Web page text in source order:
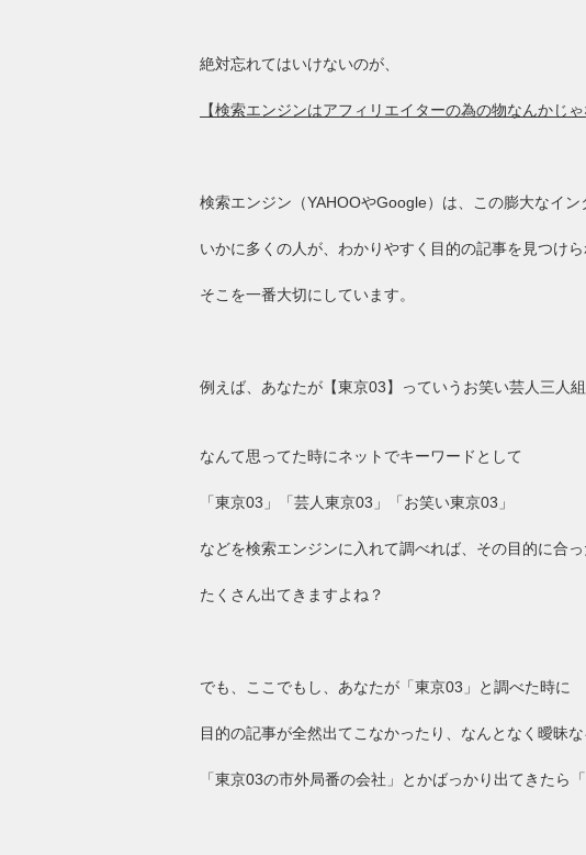
絶対忘れてはいけないのが、
【検索エンジンはアフィリエイターの為の物なんかじ
検索エンジン（YAHOOやGoogle）は、この膨大なイ
いかに多くの人が、わかりやすく目的の記事を見つけら
そこを一番大切にしています。
例えば、あなたが【東京03】っていうお笑い芸人三人
なんて思ってた時にネットでキーワードとして
「東京03」「芸人東京03」「お笑い東京03」
などを検索エンジンに入れて調べれば、その目的に合
たくさん出てきますよね？
でも、ここでもし、あなたが「東京03」と調べた時に
目的の記事が全然出てこなかったり、なんとなく曖昧
「東京03の市外局番の会社」とかばっかり出てきたら